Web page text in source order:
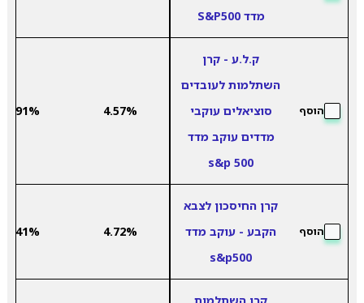
מדד S&P500
הוסף
ק.ל.ע - קרן
השתלמות לעובדים
סוציאלים עוקבי
מדדים עוקב מדד
s&p 500
4.57%
1.91%
הוסף
קרן החיסכון לצבא
הקבע - עוקב מדד
s&p500
4.72%
2.41%